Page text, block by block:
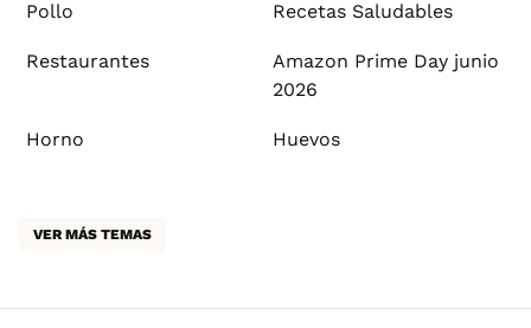
Pollo Recetas Saludables
Restaurantes
Amazon Prime Day junio
2026
Horno Huevos
VER MÁS TEMAS